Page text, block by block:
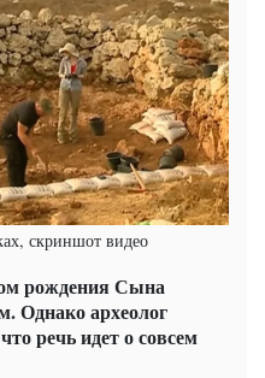
скриншот видео
рождения Сына
Однако археолог
речь идет о совсем